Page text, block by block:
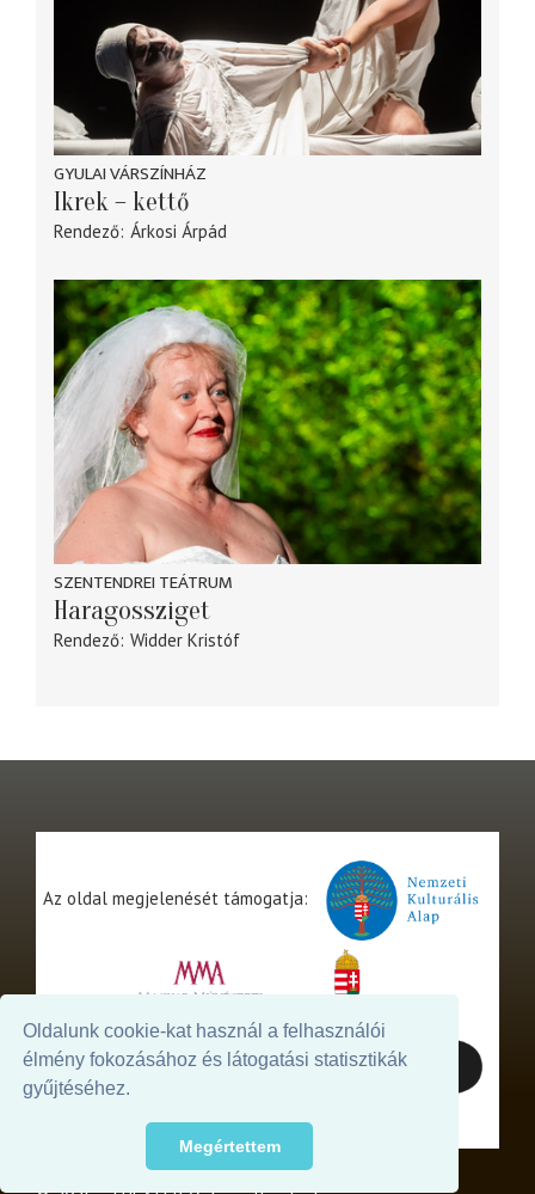
Oldalunk cookie-kat használ a felhasználói
élmény fokozásához és látogatási statisztikák
gyűjtéséhez.
Megértettem
GYULAI VÁRSZÍNHÁZ
Ikrek – kettő
Rendező Árkosi Árpád
SZENTENDREI TEÁTRUM
Haragossziget
Rendező Widder Kristóf
Az oldal megjelenését támogatja: